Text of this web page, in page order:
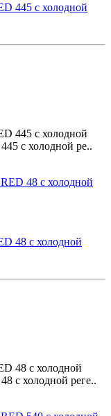
445 с холодной
445 с холодной
с холодной ре..
48 с холодной
48 с холодной
с холодной реге..